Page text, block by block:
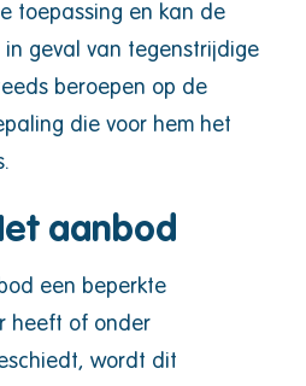
toepassing en kan de
in geval van tegenstrijdige
beroepen op de
die voor hem het
aanbod
een beperkte
heeft of onder
wordt dit